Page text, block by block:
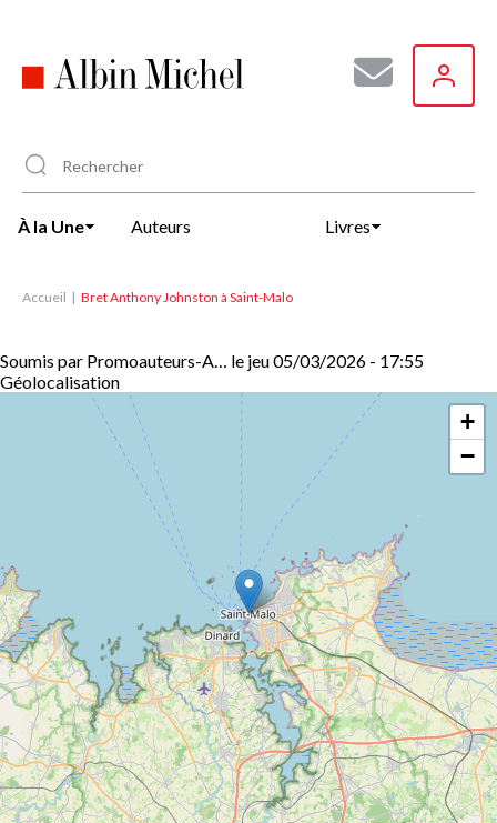
principal
À la Une Auteurs Livres
Accueil Bret Anthony Johnston à Saint-Malo
Soumis par Promoauteurs-A… le jeu 05/03/2026 - 17:55
Géolocalisation
+
−